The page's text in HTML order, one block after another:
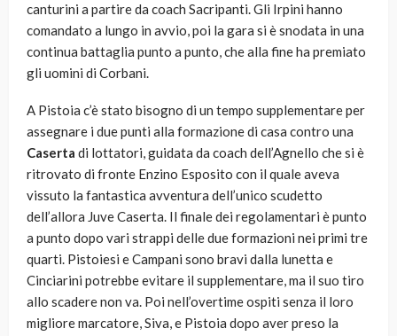
canturini a partire da coach Sacripanti. Gli Irpini hanno
comandato a lungo in avvio, poi la gara si è snodata in una
continua battaglia punto a punto, che alla fine ha premiato
gli uomini di Corbani.
A Pistoia c’è stato bisogno di un tempo supplementare per
assegnare i due punti alla formazione di casa contro una
Caserta di lottatori, guidata da coach dell’Agnello che si è
ritrovato di fronte Enzino Esposito con il quale aveva
vissuto la fantastica avventura dell’unico scudetto
dell’allora Juve Caserta. Il finale dei regolamentari è punto
a punto dopo vari strappi delle due formazioni nei primi tre
quarti. Pistoiesi e Campani sono bravi dalla lunetta e
Cinciarini potrebbe evitare il supplementare, ma il suo tiro
allo scadere non va. Poi nell’overtime ospiti senza il loro
migliore marcatore, Siva, e Pistoia dopo aver preso la